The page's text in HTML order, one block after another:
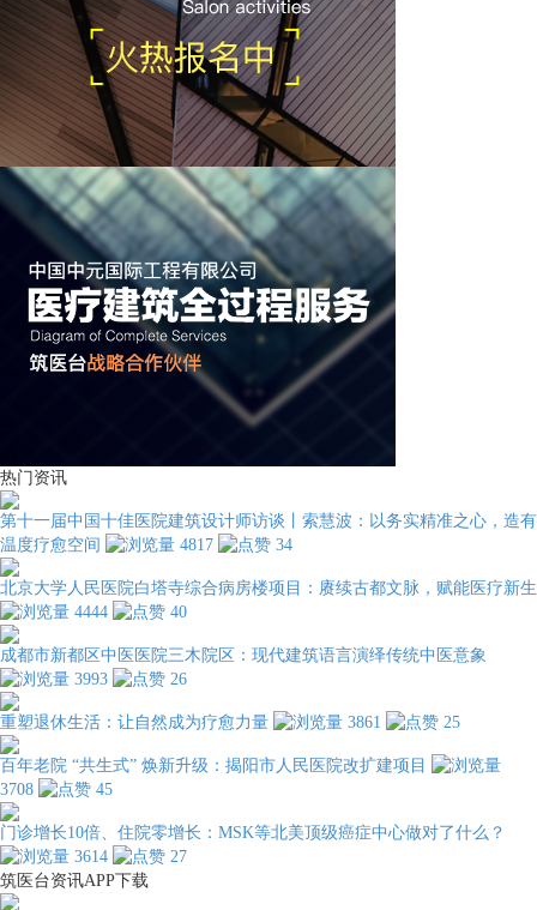
热门资讯
第十一届中国十佳医院建筑设计师访谈丨索慧波：以务实精准之心，造有
温度疗愈空间
4817 34
北京大学人民医院白塔寺综合病房楼项目：赓续古都文脉，赋能医疗新生
4444
40
成都市新都区中医医院三木院区：现代建筑语言演绎传统中医意象
3993
26
重塑退休生活：让自然成为疗愈力量 3861 25
百年老院 “共生式” 焕新升级：揭阳市人民医院改扩建项目
3708
45
门诊增长10倍、住院零增长：MSK等北美顶级癌症中心做对了什么？
3614
27
筑医台资讯APP下载